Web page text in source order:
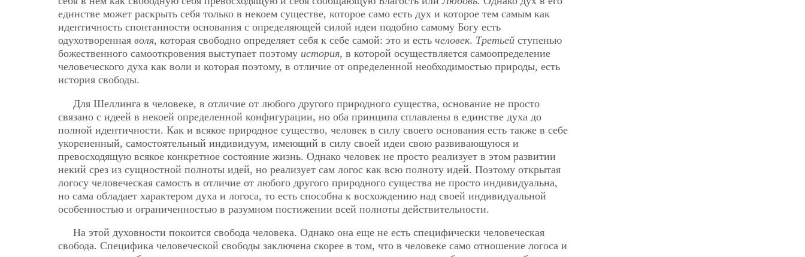
единстве может раскрыть себя только в некоем существе, которое само есть дух и которое тем самым как
идентичность спонтанности основания с определяющей силой идеи подобно самому Богу есть
одухотворенная воля, которая свободно определяет себя к себе самой: это и есть человек. Третьей ступенью
божественного самооткровения выступает поэтому история, в которой осуществляется самоопределение
человеческого духа как воли и которая поэтому, в отличие от определенной необходимостью природы, есть
история свободы.
Для Шеллинга в человеке, в отличие от любого другого природного существа, основание не просто
связано с идеей в некоей определенной конфигурации, но оба принципа сплавлены в единстве духа до
полной идентичности. Как и всякое природное существо, человек в силу своего основания есть также в себе
укорененный, самостоятельный индивидуум, имеющий в силу своей идеи свою развивающуюся и
превосходящую всякое конкретное состояние жизнь. Однако человек не просто реализует в этом развитии
некий срез из сущностной полноты идей, но реализует сам логос как всю полноту идей. Поэтому открытая
логосу человеческая самость в отличие от любого другого природного существа не просто индивидуальна,
но сама обладает характером духа и логоса, то есть способна к восхождению над своей индивидуальной
особенностью и ограниченностью в разумном постижении всей полноты действительности.
На этой духовности покоится свобода человека. Однако она еще не есть специфически человеческая
свобода. Специфика человеческой свободы заключена скорее в том, что в человеке само отношение логоса и